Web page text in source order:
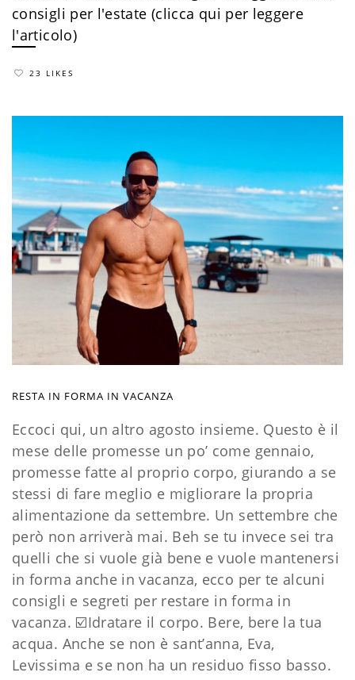
consigli per l'estate (clicca qui per leggere
l'articolo)
23 LIKES
RESTA IN FORMA IN VACANZA
Eccoci qui, un altro agosto insieme. Questo è il
mese delle promesse un po’ come gennaio,
promesse fatte al proprio corpo, giurando a se
stessi di fare meglio e migliorare la propria
alimentazione da settembre. Un settembre che
però non arriverà mai. Beh se tu invece sei tra
quelli che si vuole già bene e vuole mantenersi
in forma anche in vacanza, ecco per te alcuni
consigli e segreti per restare in forma in
vacanza. ☑️Idratare il corpo. Bere, bere la tua
acqua. Anche se non è sant’anna, Eva,
Levissima e se non ha un residuo fisso basso.